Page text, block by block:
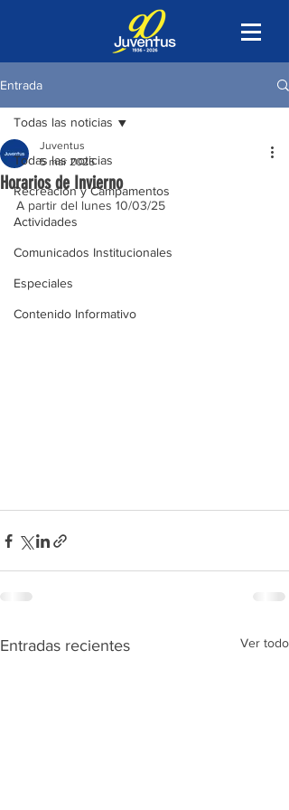
Entrada
Todas las noticias
Recreación y Campamentos
Actividades
Comunicados Institucionales
Especiales
Contenido Informativo
Todas las noticias
Horarios de Invierno
Juventus
5 mar 2025
A partir del lunes 10/03/25
Entradas recientes Ver todo